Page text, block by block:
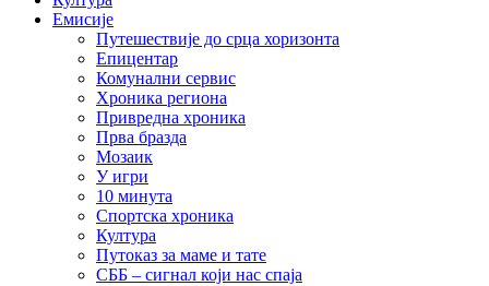
Емисије
Путешествије до срца хоризонта
Епицентар
Комунални сервис
Хроника региона
Привредна хроника
Прва бразда
Мозаик
У игри
10 минута
Спортска хроника
Култура
Путоказ за маме и тате
СББ – сигнал који нас спаја